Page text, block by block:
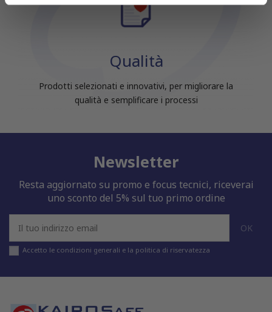
informazioni sul modo in cui utilizzi il nostro sito con i
nostri partner che si occupano di analisi dei dati web,
con altre informazioni che hai fornito loro o che hanno
raccolto dal tuo utilizzo dei loro servizi.
Qualità
Prodotti selezionati e innovativi, per migliorare la
qualità e semplificare i processi
Newsletter
Resta aggiornato su promo e focus tecnici, riceverai
uno sconto del 5% sul tuo primo ordine
Accetto le condizioni generali e la politica di riservatezza